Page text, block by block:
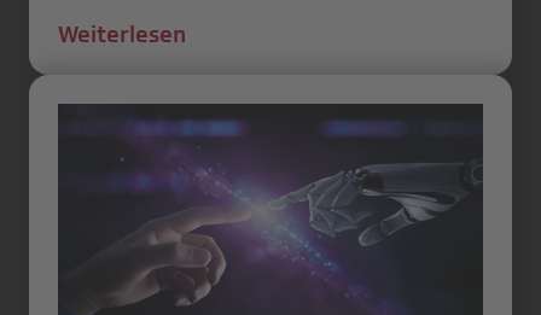
Weiterlesen